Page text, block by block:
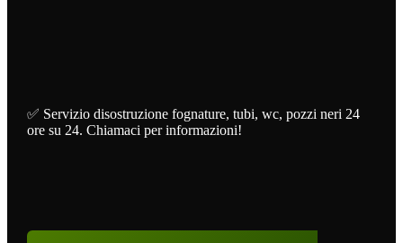
✅ Servizio disostruzione fognature, tubi, wc, pozzi neri 24
ore su 24. Chiamaci per informazioni!